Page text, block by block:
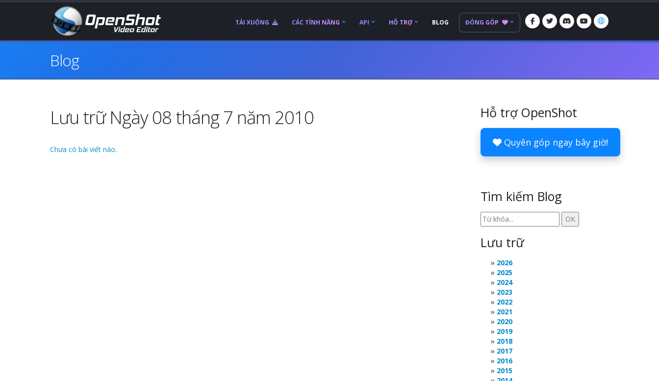
TẢI XUỐNG CÁC TÍNH NĂNG API HỖ TRỢ BLOG ĐÓNG GÓP
Blog
Lưu trữ Ngày 08 tháng 7 năm 2010
Chưa có bài viết nào.
Hỗ trợ OpenShot
Quyên góp ngay bây giờ!
Tìm kiếm Blog
Lưu trữ
2026
2025
2024
2023
2022
2021
2020
2019
2018
2017
2016
2015